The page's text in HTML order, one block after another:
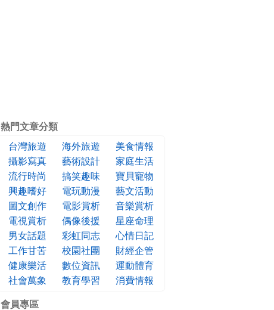
熱門文章分類
台灣旅遊
海外旅遊
美食情報
攝影寫真
藝術設計
家庭生活
流行時尚
搞笑趣味
寶貝寵物
興趣嗜好
電玩動漫
藝文活動
圖文創作
電影賞析
音樂賞析
電視賞析
偶像後援
星座命理
男女話題
彩虹同志
心情日記
工作甘苦
校園社團
財經企管
健康樂活
數位資訊
運動體育
社會萬象
教育學習 消費情報
會員專區